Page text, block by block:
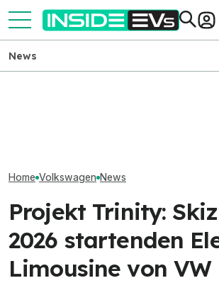
News
Home Volkswagen News
Projekt Trinity:
2026 startenden
Limousine von VW